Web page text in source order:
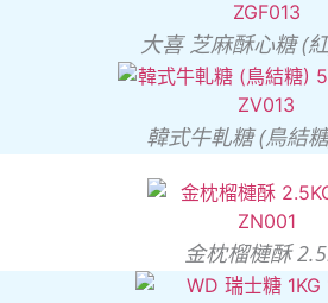
大喜 芝麻酥心糖 (
韓式牛軋糖 (鳥結
金枕榴槤酥